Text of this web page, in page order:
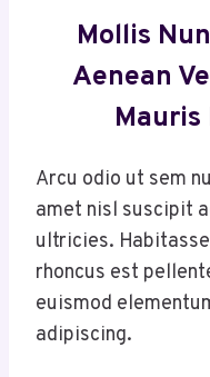
Mollis
Aenean
Arcu odio ut sem
amet nisl suscipit
ultricies.
rhoncus est
euismod
adipiscing.